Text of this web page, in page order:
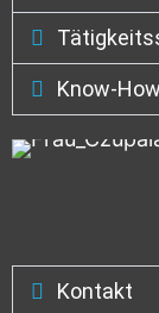
Know-How
Kontakt